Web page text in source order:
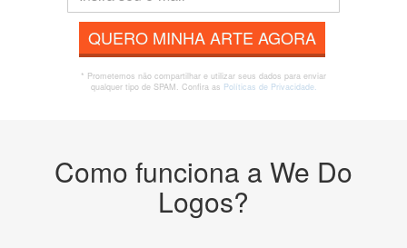
QUERO MINHA ARTE AGORA
* Prometemos não compartilhar e utilizar seus dados para enviar
qualquer tipo de SPAM. Confira as Políticas de Privacidade.
Como funciona a We Do
Logos?